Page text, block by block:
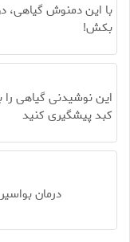
با این دمنوش گیاهی،
بکش!
این نوشیدنی گیاهی را
کبد پیشگیری کنید
درمان بواسیر در 30